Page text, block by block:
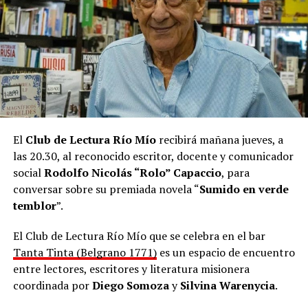
sobre el álbum que se lo ve de niño, montando una
bicicleta y en una imagen que parece recortada para un
casete.
“También hay un par de beats que son hechos por mí”,
agregó Maniatic desde Paraguay, donde vive hace ocho
años.
El Club de Lectura Río Míorecibirá mañana jueves, a
las 20.30, al reconocido escritor, docente y comunicador
socialRodolfo Nicolás “Rolo” Capaccio, para
conversar sobre su premiada novela “Sumido en verde
temblor”.
El Club de Lectura Río Mío que se celebra en el bar
Tanta Tinta (Belgrano 1771)es un espacio de encuentro
entre lectores, escritores y literatura misionera
coordinada porDiego SomozaySilvina Warenycia.